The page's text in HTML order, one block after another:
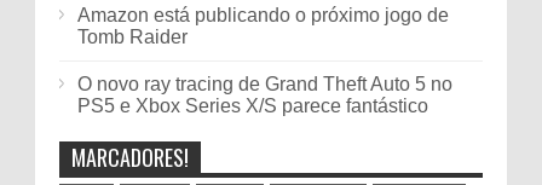
Amazon está publicando o próximo jogo de
Tomb Raider
O novo ray tracing de Grand Theft Auto 5 no
PS5 e Xbox Series X/S parece fantástico
MARCADORES!